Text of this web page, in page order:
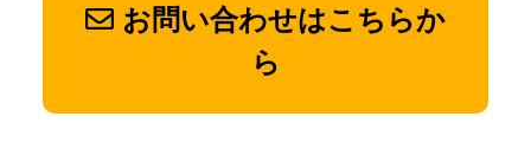
お問い合わせはこちらか
ら